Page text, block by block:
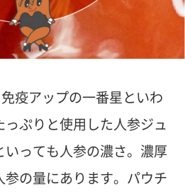
疫アップの一番星といわ
ぷりと使用した人参ジュ
いっても人参の濃さ。濃厚
の量にあります。パウチ